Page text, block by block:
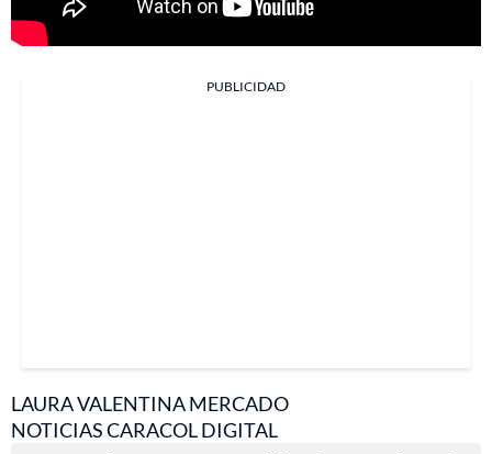
PUBLICIDAD
LAURA VALENTINA MERCADO
NOTICIAS CARACOL DIGITAL